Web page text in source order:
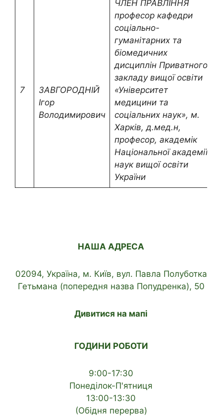
7
ЗАВГОРОДНІЙ
Ігор
Володимирович
ЧЛЕН ПРАВЛІННЯ
професор кафедри
соціально-
гуманітарних та
біомедичних
дисциплін Приватного
закладу вищої освіти
«Університет
медицини та
соціальних наук», м.
Харків, д.мед.н,
професор, академік
Національної академії
наук вищої освіти
України
НАША АДРЕСА
02094, Україна, м. Київ, вул. Павла Полуботка
Гетьмана (попередня назва Попудренка), 50
Дивитися на мапі
ГОДИНИ РОБОТИ
9:00-17:30
Понеділок-П'ятниця
13:00-13:30
(Обідня перерва)